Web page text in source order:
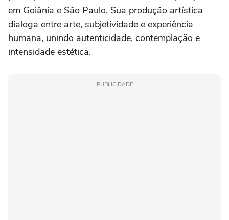
em Goiânia e São Paulo. Sua produção artística
dialoga entre arte, subjetividade e experiência
humana, unindo autenticidade, contemplação e
intensidade estética.
PUBLICIDADE